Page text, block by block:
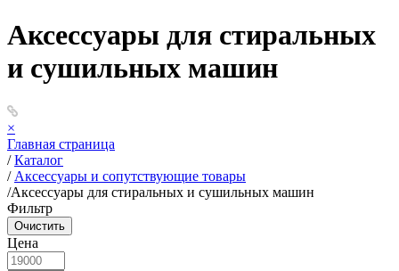
Аксессуары для стиральных
и сушильных машин
×
Главная страница
/ Каталог
/ Аксессуары и сопутствующие товары
/Аксессуары для стиральных и сушильных машин
Фильтр
Цена